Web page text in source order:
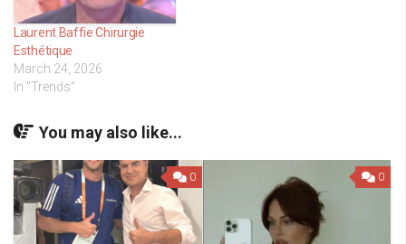
Laurent Baffie Chirurgie
Esthétique
March 24, 2026
In "Trends"
You may also like...
0 0